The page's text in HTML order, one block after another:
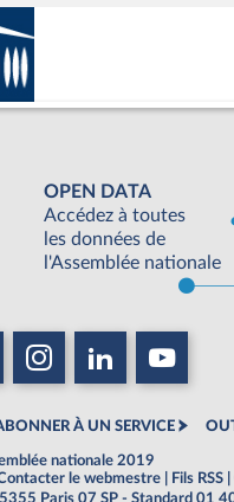
OPEN DATA
Accédez à toutes
les données de
l'Assemblée nationale
À UN SERVICE
nationale 2019
le webmestre Fils RSS
Paris 07 SP - Standard 01